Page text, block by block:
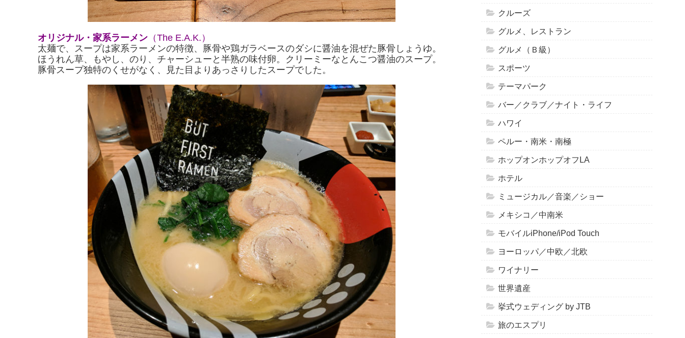
オリジナル・家系ラーメン （The E.A.K.）
太麺で、スープは家系ラーメンの特徴、豚骨や鶏ガラベースのダシに醤油を混ぜた豚骨しょうゆ。
ほうれん草、もやし、のり、チャーシューと半熟の味付卵。クリーミーなとんこつ醤油のスープ。
豚骨スープ独特のくせがなく、見た目よりあっさりしたスープでした。
クルーズ
グルメ、レストラン
グルメ（Ｂ級）
スポーツ
テーマパーク
バー／クラブ／ナイト・ライフ
ハワイ
ペルー・南米・南極
ホップオンホップオフLA
ホテル
ミュージカル／音楽／ショー
メキシコ／中南米
モバイルiPhone/iPod Touch
ヨーロッパ／中欧／北欧
ワイナリー
世界遺産
挙式ウェディング by JTB
旅のエスプリ